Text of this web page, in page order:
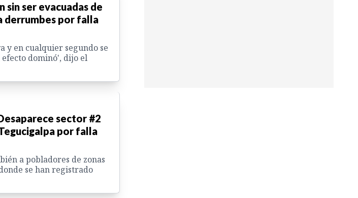
sin ser evacuadas de
derrumbes por falla
y en cualquier segundo se
efecto dominó', dijo el
sector #2
por falla
a pobladores de zonas
se han registrado